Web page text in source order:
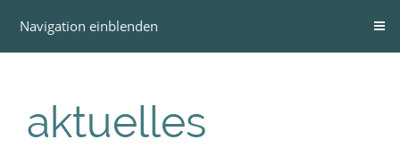
Navigation einblenden
aktuelles